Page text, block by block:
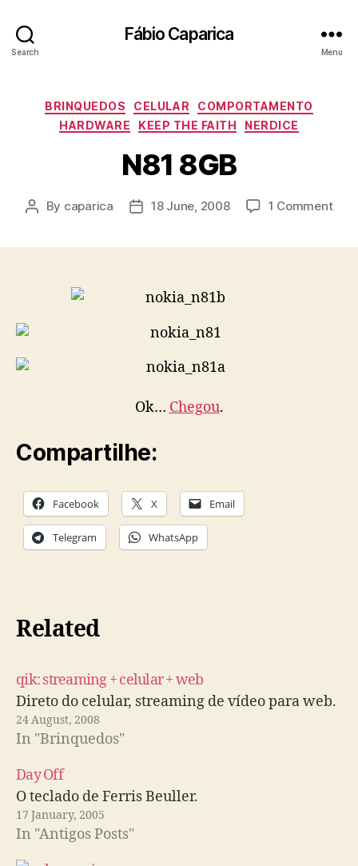
Search
Fábio Caparica
Menu
Categories
BRINQUEDOS CELULAR
COMPORTAMENTO
HARDWARE
KEEP THE FAITH NERDICE
N81 8GB
Post
By caparica
Post18 June, 2008 1 Commenton
Ok… Chegou.
Compartilhe:
Facebook X Email
Telegram WhatsApp
Related
qik: streaming + celular + web
Direto do celular, streaming de vídeo para web.
24 August, 2008
In "Brinquedos"
Day Off
O teclado de Ferris Beuller.
17 January, 2005
In "Antigos Posts"